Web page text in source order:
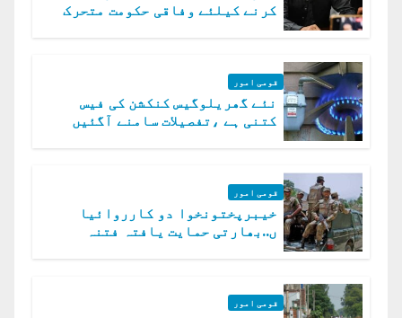
کرنے کیلئے وفاقی حکومت متحرک
قومی امور
نئے گھریلوگیس کنکشن کی فیس
کتنی ہے ،تفصیلات سامنے آگئیں
قومی امور
خیبرپختونخوا دو کارروائیا
ں..بھارتی حمایت یافتہ فتنہ
قومی امور